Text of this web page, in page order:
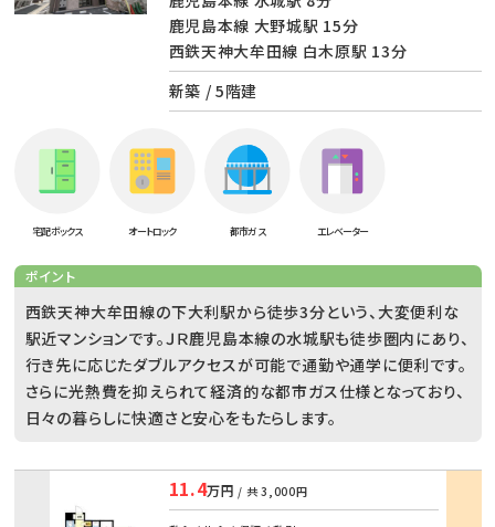
鹿児島本線 大野城駅 15分
西鉄天神大牟田線 白木原駅 13分
新築 / 5階建
宅配ボックス オートロック 都市ガス エレベーター
ポイント
西鉄天神大牟田線の下大利駅から徒歩3分という、大変便利な
駅近マンションです。ＪＲ鹿児島本線の水城駅も徒歩圏内にあり、
行き先に応じたダブルアクセスが可能で通勤や通学に便利です。
さらに光熱費を抑えられて経済的な都市ガス仕様となっており、
日々の暮らしに快適さと安心をもたらします。
11.4万円 / 共3,000円